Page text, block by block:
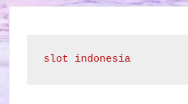
slot indonesia